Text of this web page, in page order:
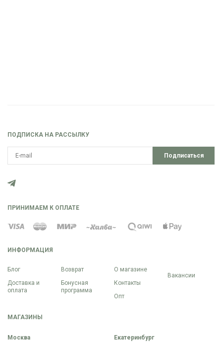
ИНФОРМАЦИЯ
Блог
Доставка и
оплата
Возврат
Бонусная
программа
О магазине
Контакты
Опт
Вакансии
МАГАЗИНЫ
Москва Екатеринбург
ПОДПИСКА НА РАССЫЛКУ
Подписаться
ПРИНИМАЕМ К ОПЛАТЕ